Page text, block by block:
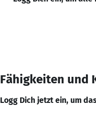
Fähigkeiten und
Logg Dich jetzt ein, um